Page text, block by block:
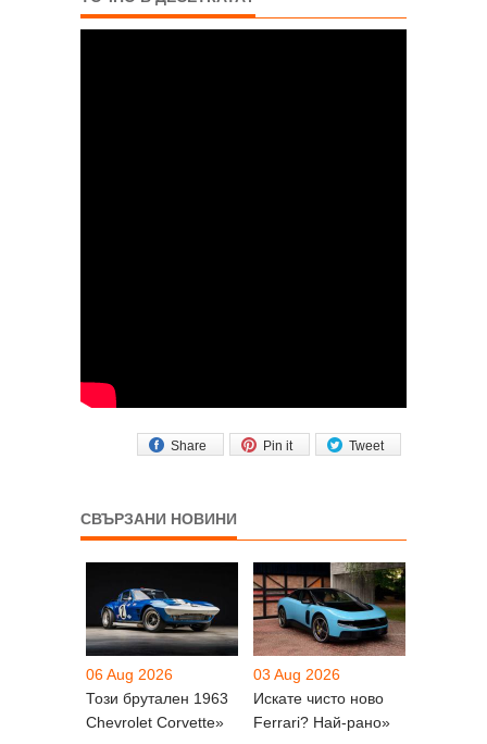
Tweet
Pin it
Share
СВЪРЗАНИ НОВИНИ
06 Aug 2026
Този брутален 1963
Chevrolet Corvette»
03 Aug 2026
Искате чисто ново
Ferrari? Най-рано»